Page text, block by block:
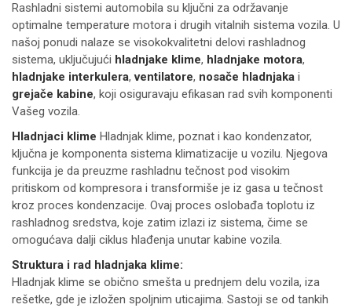
Rashladni sistemi automobila su ključni za održavanje
optimalne temperature motora i drugih vitalnih sistema vozila. U
našoj ponudi nalaze se visokokvalitetni delovi rashladnog
sistema, uključujući hladnjake klime, hladnjake motora,
hladnjake interkulera,ventilatore, nosače hladnjaka i
grejače kabine, koji osiguravaju efikasan rad svih komponenti
Vašeg vozila.
Hladnjaci klime Hladnjak klime, poznat i kao kondenzator,
ključna je komponenta sistema klimatizacije u vozilu. Njegova
funkcija je da preuzme rashladnu tečnost pod visokim
pritiskom od kompresora i transformiše je iz gasa u tečnost
kroz proces kondenzacije. Ovaj proces oslobađa toplotu iz
rashladnog sredstva, koje zatim izlazi iz sistema, čime se
omogućava dalji ciklus hlađenja unutar kabine vozila.
Struktura i rad hladnjaka klime:
Hladnjak klime se obično smešta u prednjem delu vozila, iza
rešetke, gde je izložen spoljnim uticajima. Sastoji se od tankih